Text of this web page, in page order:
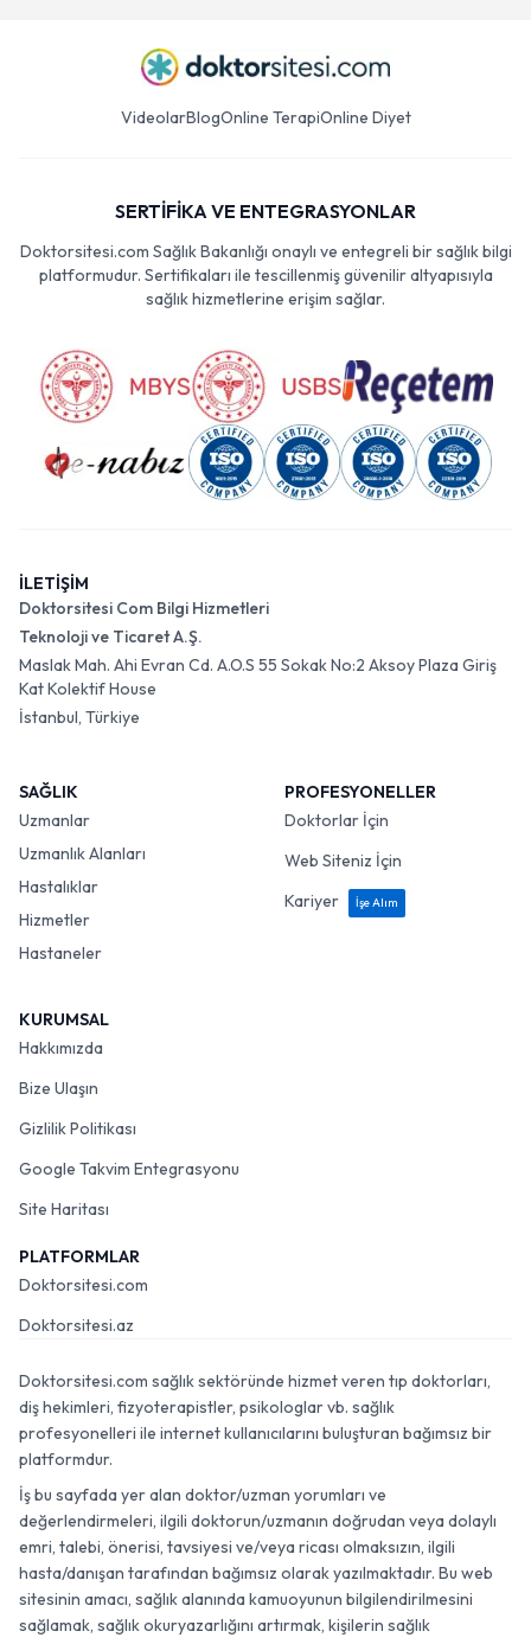
VideolarBlogOnline TerapiOnline Diyet
SERTİFİKA VE ENTEGRASYONLAR
Doktorsitesi.com Sağlık Bakanlığı onaylı ve entegreli bir sağlık bilgi
platformudur. Sertifikaları ile tescillenmiş güvenilir altyapısıyla
sağlık hizmetlerine erişim sağlar.
İLETİŞİM
Doktorsitesi Com Bilgi Hizmetleri
Teknoloji ve Ticaret A.Ş.
Maslak Mah. Ahi Evran Cd. A.O.S 55 Sokak No:2 Aksoy Plaza Giriş
Kat Kolektif House
İstanbul, Türkiye
SAĞLIK
Uzmanlar
Uzmanlık Alanları
Hastalıklar
Hizmetler
Hastaneler
PROFESYONELLER
Doktorlar İçin
Web Siteniz İçin
Kariyer
İşe Alım
KURUMSAL
Hakkımızda
Bize Ulaşın
Gizlilik Politikası
Google Takvim Entegrasyonu
Site Haritası
PLATFORMLAR
Doktorsitesi.com
Doktorsitesi.az
Doktorsitesi.com sağlık sektöründe hizmet veren tıp doktorları,
diş hekimleri, fizyoterapistler, psikologlar vb. sağlık
profesyonelleri ile internet kullanıcılarını buluşturan bağımsız bir
platformdur.
İş bu sayfada yer alan doktor/uzman yorumları ve
değerlendirmeleri, ilgili doktorun/uzmanın doğrudan veya dolaylı
emri, talebi, önerisi, tavsiyesi ve/veya ricası olmaksızın, ilgili
hasta/danışan tarafından bağımsız olarak yazılmaktadır. Bu web
sitesinin amacı, sağlık alanında kamuoyunun bilgilendirilmesini
sağlamak, sağlık okuryazarlığını artırmak, kişilerin sağlık